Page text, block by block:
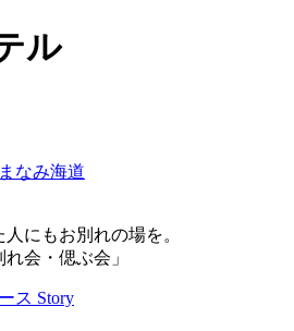
ル
なみ海道
にもお別れの場を。
会・偲ぶ会」
ス Story